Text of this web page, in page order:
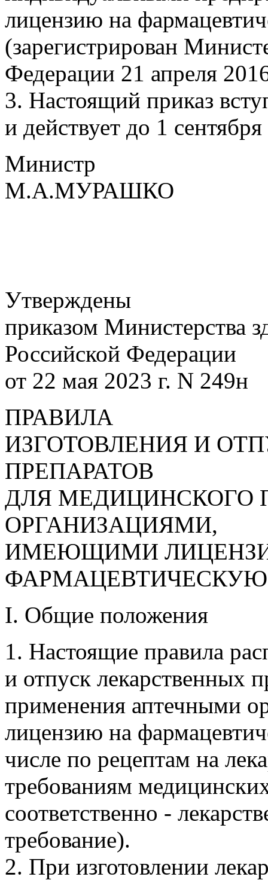
лицензию на
(зарегистрирован
Федерации 21 апреля
3. Настоящий приказ
и действует до 1
Министр
М.А.МУРАШКО
Утверждены
приказом Министерства
Российской Федерации
от 22 мая 2023 г. N 249н
ПРАВИЛА
ИЗГОТОВЛЕНИЯ И
ПРЕПАРАТОВ
ДЛЯ МЕДИЦИНСКОГО
ОРГАНИЗАЦИЯМИ,
ИМЕЮЩИМИ
ФАРМАЦЕВТИЧЕСКУЮ
I. Общие положения
1. Настоящие правила
и отпуск лекарственных
применения аптечными
лицензию на
числе по рецептам на
требованиям
соответственно -
требование).
2. При изготовлении